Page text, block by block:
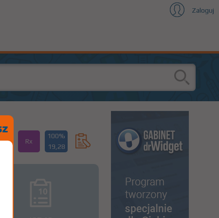
Zaloguj
Rx
100%
19,28